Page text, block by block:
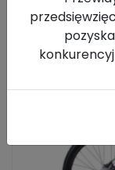
Dostępne
Wyświetlanie